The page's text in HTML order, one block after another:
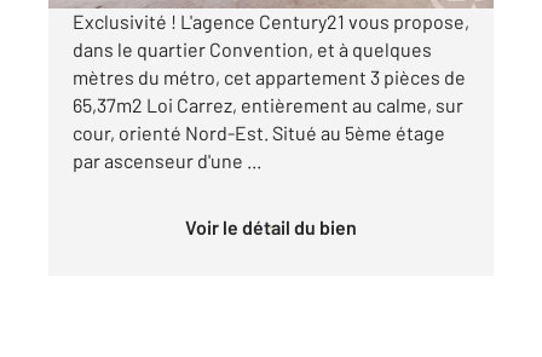
Exclusivité ! L'agence Century21 vous propose,
dans le quartier Convention, et à quelques
mètres du métro, cet appartement 3 pièces de
65,37m2 Loi Carrez, entièrement au calme, sur
cour, orienté Nord-Est. Situé au 5ème étage
par ascenseur d'une ...
Voir le détail du bien